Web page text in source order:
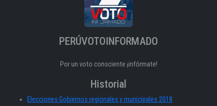
PERÚVOTOINFORMADO
Por un voto consciente ¡infórmate!
Historial
Elecciones Gobiernos regionales y municipales 2018